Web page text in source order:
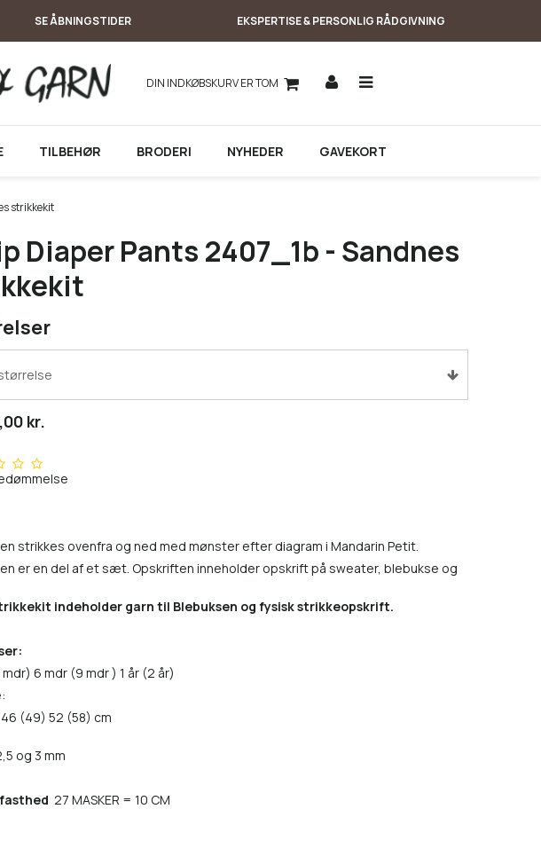
SE ÅBNINGSTIDER EKSPERTISE & PERSONLIG RÅDGIVNING
DIN INDKØBSKURV ER TOM
TILBEHØR BRODERI NYHEDER GAVEKORT
strikkekit
Diaper Pants 2407_1b - Sandnes
kr.
strikkes ovenfra og ned med mønster efter diagram i Mandarin Petit.
er en del af et sæt. Opskriften inneholder opskrift på sweater, blebukse og
indeholder garn til Blebuksen og fysisk strikkeopskrift.
mdr) 6 mdr (9 mdr ) 1 år (2 år)
(49) 52 (58) cm
og 3 mm
27 MASKER = 10 CM